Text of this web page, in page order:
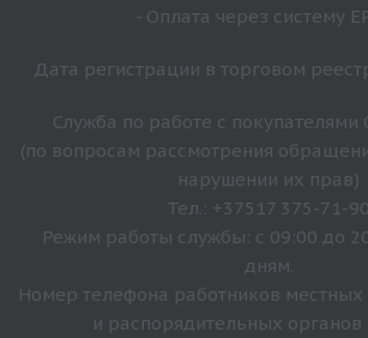
- Оплата через систему
Дата регистрации в торговом
Служба по работе с
(по вопросам рассмотрения
нарушении их прав)
Тел.: +37517 375-71-90
Режим работы службы: с 09:00 до
дням.
Номер телефона работников местных
и распорядительных органов